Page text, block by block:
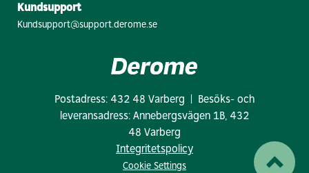
Kundsupport
Kundsupport@support.derome.se
Postadress: 432 48 Varberg | Besöks- och
leveransadress: Annebergsvägen 1B, 432
48 Varberg
Integritetspolicy
Cookie Settings